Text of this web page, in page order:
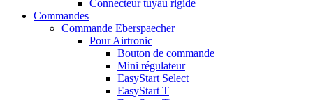
Connecteur tuyau rigide
Commandes
Commande Eberspaecher
Pour Airtronic
Bouton de commande
Mini régulateur
EasyStart Select
EasyStart T